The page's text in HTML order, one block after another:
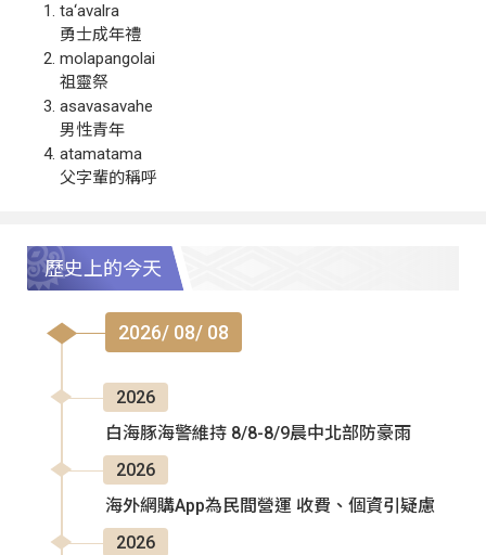
ta‘avalra
勇士成年禮
molapangolai
祖靈祭
asavasavahe
男性青年
atamatama
父字輩的稱呼
歷史上的今天
2026/ 08/ 08
2026
白海豚海警維持 8/8-8/9晨中北部防豪雨
2026
海外網購App為民間營運 收費、個資引疑慮
2026